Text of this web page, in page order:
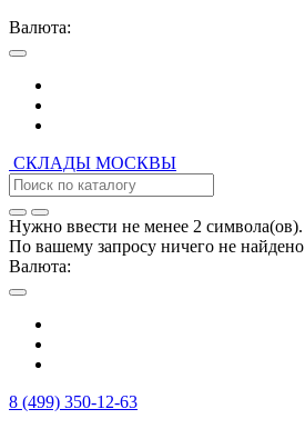
Валюта:
СКЛАДЫ МОСКВЫ
Нужно ввести не менее 2 символа(ов).
По вашему запросу ничего не найдено
Валюта:
8 (499) 350-12-63